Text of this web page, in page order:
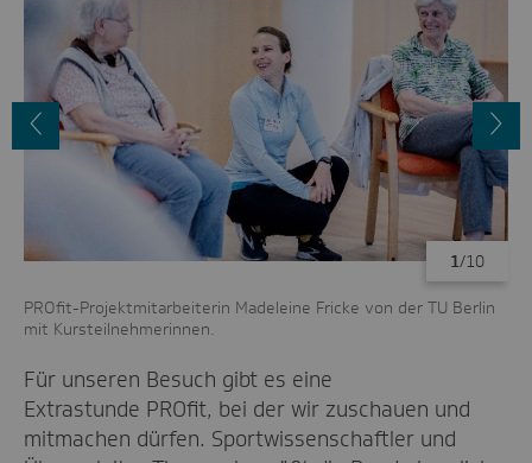
Vorheriges
Bild
PROfit-Projektmitarbeiterin Madeleine Fricke von der TU Berlin
mit Kursteilnehmerinnen.
1/10
Für unseren Besuch gibt es eine
Extrastunde PROfit, bei der wir zuschauen und
mitmachen dürfen. Sportwissenschaftler und